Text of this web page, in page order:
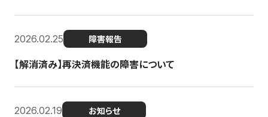
2026.02.25 障害報告
【解消済み】再決済機能の障害について
2026.02.19 お知らせ